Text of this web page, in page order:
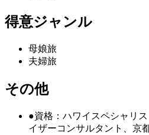
得意ジャンル
母娘旅
夫婦旅
その他
●資格：ハワイスペシャリ
イザーコンサルタント、京